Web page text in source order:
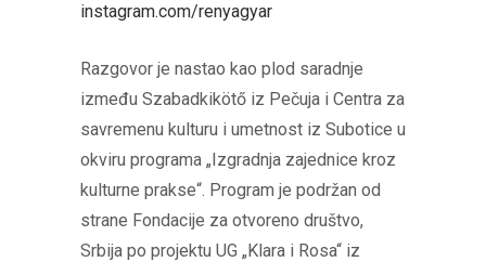
instagram.com/renyagyar
Razgovor je nastao kao plod saradnje
između Szabadkikötő iz Pečuja i Centra za
savremenu kulturu i umetnost iz Subotice u
okviru programa „Izgradnja zajednice kroz
kulturne prakse“. Program je podržan od
strane Fondacije za otvoreno društvo,
Srbija po projektu UG „Klara i Rosa“ iz